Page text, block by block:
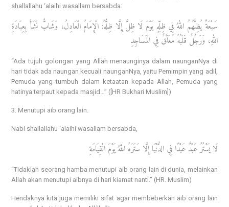
shallallahu ‘alaihi wasallam bersabda:
سَبْعَةٌ يُظِلُّهُمُ اللهُ فِي ظِلِّهِ يَوْمَ لَا ظِلَّ إِلَّا ظِلُّهُ: الْإِمَامُ الْعَادِلُ، وَشَابٌّ نَشَأَ بِعِبَادَةِ
اللهِ، وَرَجُلٌ قَلْبُهُ مُعَلَّقٌ فِي الْمَسَاجِدِ
“Ada tujuh golongan yang Allah menaunginya dalam naunganNya di
hari tidak ada naungan kecuali naunganNya, yaitu Pemimpin yang adil,
Pemuda yang tumbuh dalam ketaatan kepada Allah, Pemuda yang
hatinya terpaut kepada masjid…” ([HR Bukhari Muslim])
3. Menutupi aib orang lain.
Nabi shallallahu ‘alaihi wasallam bersabda,
لَا يَسْتُرُ عَبْدٌ عَبْدًا فِي الدُّنْيَا إِلَّا سَتَرَهُ اللَّهُ يَوْمَ الْقِيَامَةِ
“Tidaklah seorang hamba menutupi aib orang lain di dunia, melainkan
Allah akan menutupi aibnya di hari kiamat nanti.” (HR. Muslim)
Hendaknya kita juga memiliki sifat agar membeberkan aib orang lain